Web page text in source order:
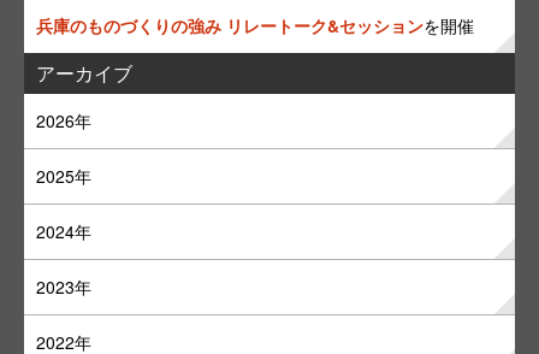
兵庫のものづくりの強み リレートーク&セッションを開催
アーカイブ
2026年
2025年
2024年
2023年
2022年